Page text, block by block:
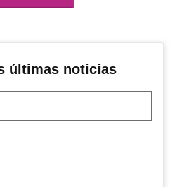
últimas noticias